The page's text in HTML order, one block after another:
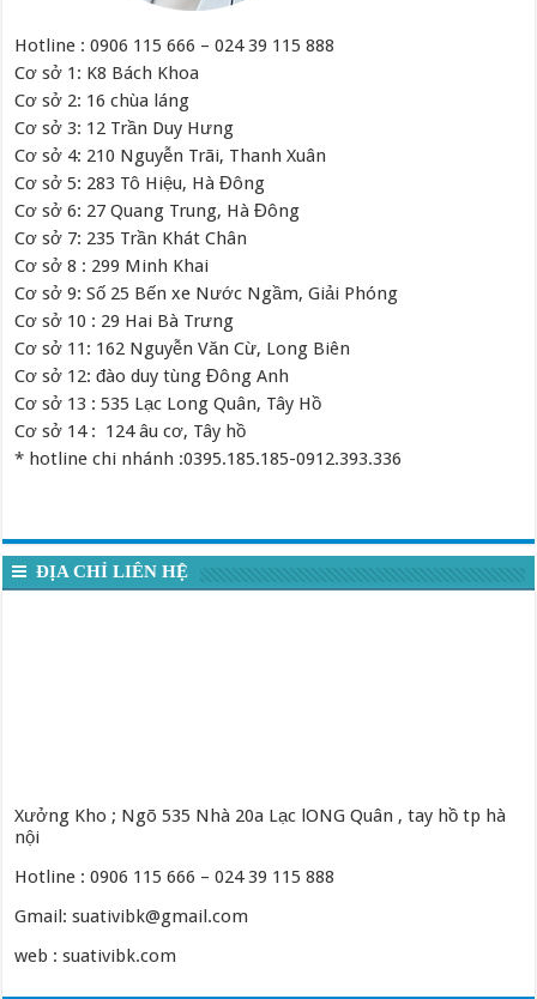
Hotline : 0906 115 666 – 024 39 115 888
Cơ sở 1: K8 Bách Khoa
Cơ sở 2: 16 chùa láng
Cơ sở 3: 12 Trần Duy Hưng
Cơ sở 4: 210 Nguyễn Trãi, Thanh Xuân
Cơ sở 5: 283 Tô Hiệu, Hà Đông
Cơ sở 6: 27 Quang Trung, Hà Đông
Cơ sở 7: 235 Trần Khát Chân
Cơ sở 8 : 299 Minh Khai
Cơ sở 9: Số 25 Bến xe Nước Ngầm, Giải Phóng
Cơ sở 10 : 29 Hai Bà Trưng
Cơ sở 11: 162 Nguyễn Văn Cừ, Long Biên
Cơ sở 12: đào duy tùng Đông Anh
Cơ sở 13 : 535 Lạc Long Quân, Tây Hồ
Cơ sở 14 : 124 âu cơ, Tây hồ
* hotline chi nhánh :0395.185.185-0912.393.336
ĐỊA CHỈ LIÊN HỆ
Xưởng Kho ; Ngõ 535 Nhà 20a Lạc lONG Quân , tay hồ tp hà
nội
Hotline : 0906 115 666 – 024 39 115 888
Gmail: suativibk@gmail.com
web : suativibk.com